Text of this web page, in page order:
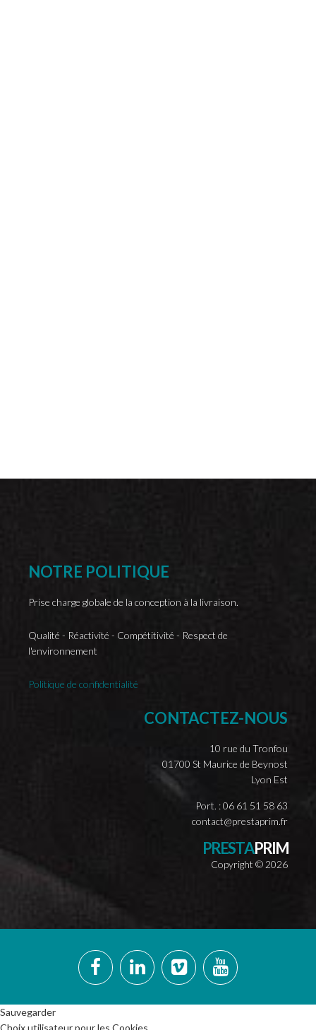
NOTRE POLITIQUE
Prise charge globale de la conception à la livraison.
Qualité - Réactivité - Compétitivité - Respect de
l'environnement
Politique de confidentialité
CONTACTEZ-NOUS
10 rue du Tronfou
01700 St Maurice de Beynost
Lyon Est
Port. : 06 61 51 58 63
contact@prestaprim.fr
PRESTAPRIM
Copyright © 2026
Sauvegarder
Choix utilisateur pour les Cookies